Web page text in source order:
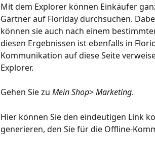
Mit dem Explorer können Einkäufer
Gärtner auf Floriday durchsuchen.
können sie auch nach einem
diesen Ergebnissen ist ebenfalls in
Kommunikation auf diese Seite
Explorer.
Gehen Sie zu Mein Shop> Marketing.
Hier können Sie den eindeutigen Link
generieren, den Sie für die Offline-